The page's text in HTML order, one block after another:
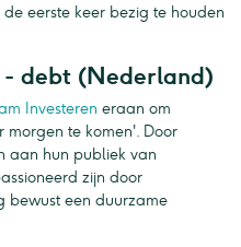
eerste keer bezig te houden
- debt (Nederland)
Investeren eraan om
te komen'. Door
aan hun publiek van
zijn door
bewust een duurzame